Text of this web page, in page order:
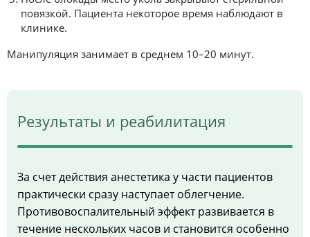
повязкой. Пациента некоторое время наблюдают в
клинике.
Манипуляция занимает в среднем 10–20 минут.
Результаты и реабилитация
За счет действия анестетика у части пациентов
практически сразу наступает облегчение.
Противовоспалительный эффект развивается в
течение нескольких часов и становится особенно